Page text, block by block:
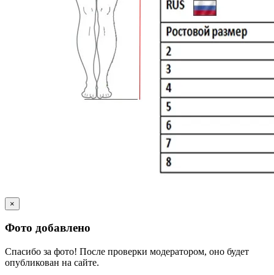
×
Фото добавлено
Спасибо за фото! После проверки модератором, оно будет
опубликован на сайте.